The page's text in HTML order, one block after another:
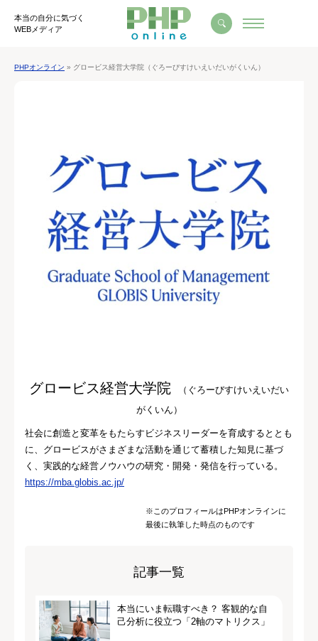
本当の自分に気づく
WEBメディア
PHPオンライン » グロービス経営大学院（ぐろーびすけいえいだいがくいん）
グロービス経営大学院
（ぐろーびすけいえいだい
がくいん）
社会に創造と変革をもたらすビジネスリーダーを育成するととも
に、グロービスがさまざまな活動を通じて蓄積した知見に基づ
く、実践的な経営ノウハウの研究・開発・発信を行っている。
https://mba.globis.ac.jp/
※このプロフィールはPHPオンラインに
最後に執筆した時点のものです
記事一覧
本当にいま転職すべき？ 客観的な自
己分析に役立つ「2軸のマトリクス」